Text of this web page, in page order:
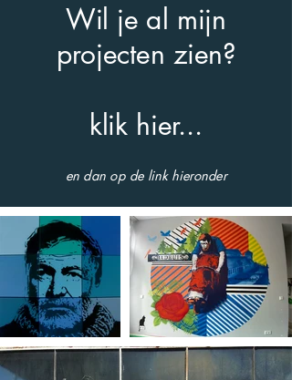
Wil je al mijn
projecten zien?
klik hier...
en dan op de link hieronder